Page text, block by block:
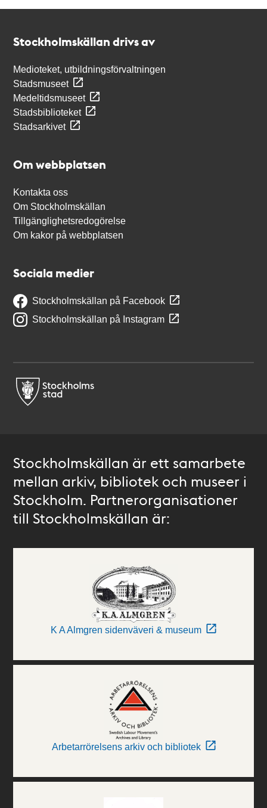
Stockholmskällan drivs av
Medioteket, utbildningsförvaltningen
Stadsmuseet
Medeltidsmuseet
Stadsbiblioteket
Stadsarkivet
Om webbplatsen
Kontakta oss
Om Stockholmskällan
Tillgänglighetsredogörelse
Om kakor på webbplatsen
Sociala medier
Stockholmskällan på Facebook
Stockholmskällan på Instagram
Stockholmskällan är ett samarbete
mellan arkiv, bibliotek och museer i
Stockholm. Partnerorganisationer
till Stockholmskällan är:
K A Almgren sidenväveri & museum
Arbetarrörelsens arkiv och bibliotek